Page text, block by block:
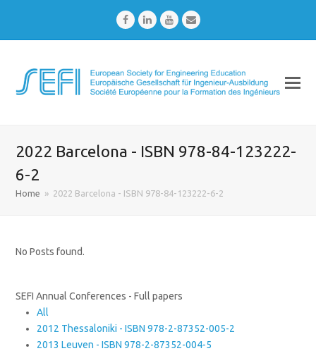
FacebookLinkedInYoutubeEmail
2022 Barcelona - ISBN 978-84-123222-
6-2
Home » 2022 Barcelona - ISBN 978-84-123222-6-2
No Posts found.
SEFI Annual Conferences - Full papers
All
2012 Thessaloniki - ISBN 978-2-87352-005-2
2013 Leuven - ISBN 978-2-87352-004-5